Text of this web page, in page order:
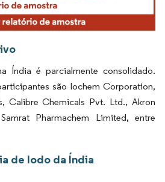
Índia é parcialmente consolidado.
são Iochem Corporation,
Calibre Chemicals Pvt. Ltd., Akron
Pharmachem Limited, entre
de Iodo da Índia